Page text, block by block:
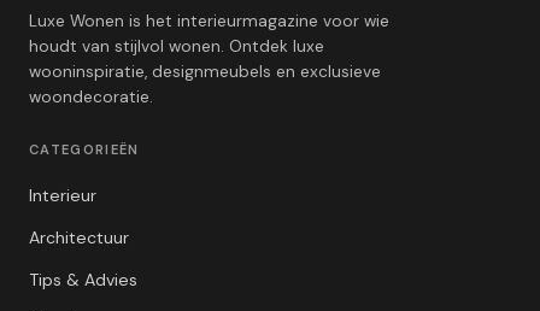
Luxe Wonen is het interieurmagazine voor wie
houdt van stijlvol wonen. Ontdek luxe
wooninspiratie, designmeubels en exclusieve
woondecoratie.
CATEGORIEËN
Interieur
Architectuur
Tips & Advies